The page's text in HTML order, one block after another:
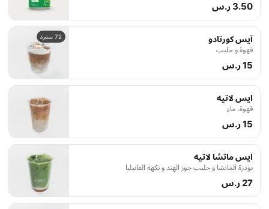
3.50 ر.س
72 سعرة آيس كورتادو
قهوة و حليب
15 ر.س
ايس لاتيه
قهوة، ماء
15 ر.س
ايس ماتشا لاتيه
بودرة الماتشا و حليب جوز الهند و نكهة الفانيليا
27 ر.س